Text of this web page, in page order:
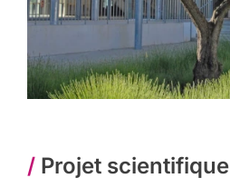
/Projet scientifique